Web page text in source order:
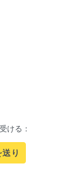
ける：
り